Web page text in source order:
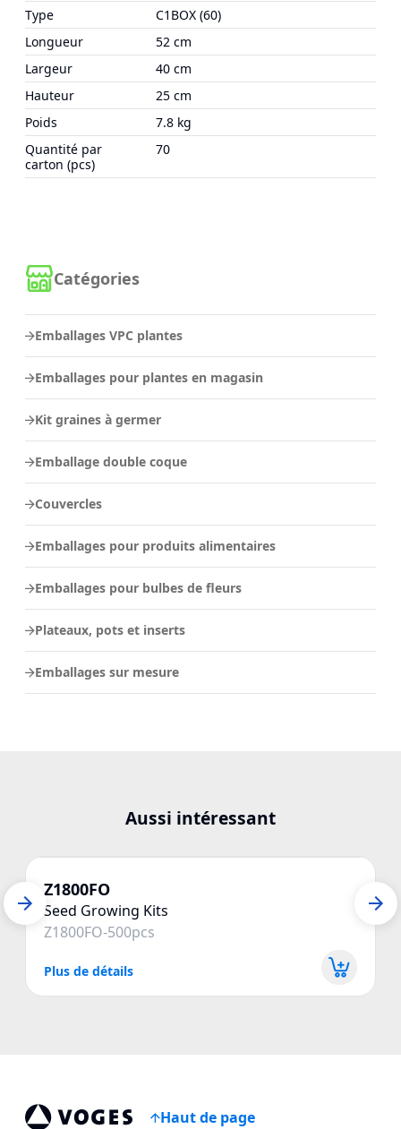
Catégories
Emballages VPC plantes
Emballages pour plantes en magasin
Kit graines à germer
Emballage double coque
Couvercles
Emballages pour produits alimentaires
Emballages pour bulbes de fleurs
Plateaux, pots et inserts
Emballages sur mesure
Type
C1BOX (60)
Longueur
52 cm
Largeur
40 cm
Hauteur
25 cm
Poids
7.8 kg
Quantité par
carton (pcs)
70
Aussi intéressant
Z1800FO
Seed Growing Kits
Z1800FO-500pcs
Plus de détails
Haut de page